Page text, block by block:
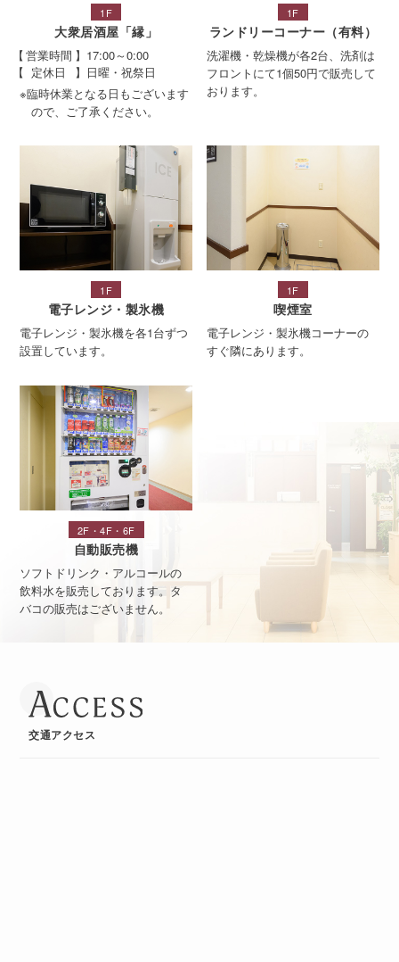
1F
大衆居酒屋「縁」
営業時間
17:00～0:00
定休日
日曜・祝祭日
※臨時休業となる日もございます
ので、ご了承ください。
1F
ランドリーコーナー（有料）
洗濯機・乾燥機が各2台、洗剤は
フロントにて1個50円で販売して
おります。
1F
電子レンジ・製氷機
電子レンジ・製氷機を各1台ずつ
設置しています。
1F
喫煙室
電子レンジ・製氷機コーナーの
すぐ隣にあります。
2F・4F・6F
自動販売機
ソフトドリンク・アルコールの
飲料水を販売しております。タ
バコの販売はございません。
交通アクセス